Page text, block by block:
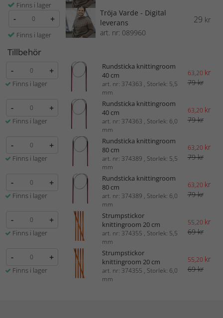
Finns i lager
- +
Finns i lager
Tröja Varde - Digital
leverans
art. nr: 089960
29 kr
Tillbehör
- +
Finns i lager
Rundsticka knittingroom
40 cm
art. nr: 374363 , Storlek: 5,5
mm
63,20 kr
79 kr
- +
Finns i lager
Rundsticka knittingroom
40 cm
art. nr: 374363 , Storlek: 6,0
mm
63,20 kr
79 kr
- +
Finns i lager
Rundsticka knittingroom
80 cm
art. nr: 374389 , Storlek: 5,5
mm
63,20 kr
79 kr
- +
Finns i lager
Rundsticka knittingroom
80 cm
art. nr: 374389 , Storlek: 6,0
mm
63,20 kr
79 kr
- +
Finns i lager
Strumpstickor
knittingroom 20 cm
art. nr: 374355 , Storlek: 5,5
mm
55,20 kr
69 kr
- +
Finns i lager
Strumpstickor
knittingroom 20 cm
art. nr: 374355 , Storlek: 6,0
mm
55,20 kr
69 kr